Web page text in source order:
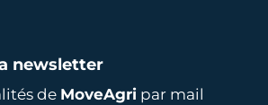
newsletter
de MoveAgripar mail